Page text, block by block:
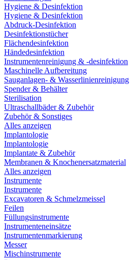
Hygiene & Desinfektion
Hygiene & Desinfektion
Abdruck-Desinfektion
Desinfektionstücher
Flächendesinfektion
Händedesinfektion
Instrumentenreinigung & -desinfektion
Maschinelle Aufbereitung
Sauganlagen- & Wasserlinienreinigung
Spender & Behälter
Sterilisation
Ultraschallbäder & Zubehör
Zubehör & Sonstiges
Alles anzeigen
Implantologie
Implantologie
Implantate & Zubehör
Membranen & Knochenersatzmaterial
Alles anzeigen
Instrumente
Instrumente
Excavatoren & Schmelzmeissel
Feilen
Füllungsinstrumente
Instrumenteneinsätze
Instrumentenmarkierung
Messer
Mischinstrumente